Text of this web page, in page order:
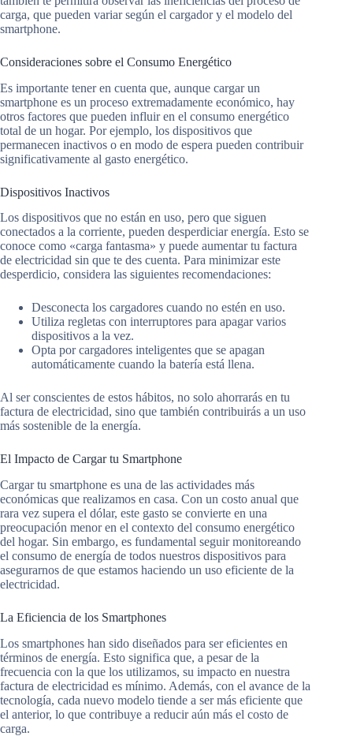
carga, que pueden variar según el cargador y el modelo del
smartphone.
Consideraciones sobre el Consumo Energético
Es importante tener en cuenta que, aunque cargar un
smartphone es un proceso extremadamente económico, hay
otros factores que pueden influir en el consumo energético
total de un hogar. Por ejemplo, los dispositivos que
permanecen inactivos o en modo de espera pueden contribuir
significativamente al gasto energético.
Dispositivos Inactivos
Los dispositivos que no están en uso, pero que siguen
conectados a la corriente, pueden desperdiciar energía. Esto se
conoce como «carga fantasma» y puede aumentar tu factura
de electricidad sin que te des cuenta. Para minimizar este
desperdicio, considera las siguientes recomendaciones:
Desconecta los cargadores cuando no estén en uso.
Utiliza regletas con interruptores para apagar varios
dispositivos a la vez.
Opta por cargadores inteligentes que se apagan
automáticamente cuando la batería está llena.
Al ser conscientes de estos hábitos, no solo ahorrarás en tu
factura de electricidad, sino que también contribuirás a un uso
más sostenible de la energía.
El Impacto de Cargar tu Smartphone
Cargar tu smartphone es una de las actividades más
económicas que realizamos en casa. Con un costo anual que
rara vez supera el dólar, este gasto se convierte en una
preocupación menor en el contexto del consumo energético
del hogar. Sin embargo, es fundamental seguir monitoreando
el consumo de energía de todos nuestros dispositivos para
asegurarnos de que estamos haciendo un uso eficiente de la
electricidad.
La Eficiencia de los Smartphones
Los smartphones han sido diseñados para ser eficientes en
términos de energía. Esto significa que, a pesar de la
frecuencia con la que los utilizamos, su impacto en nuestra
factura de electricidad es mínimo. Además, con el avance de la
tecnología, cada nuevo modelo tiende a ser más eficiente que
el anterior, lo que contribuye a reducir aún más el costo de
carga.